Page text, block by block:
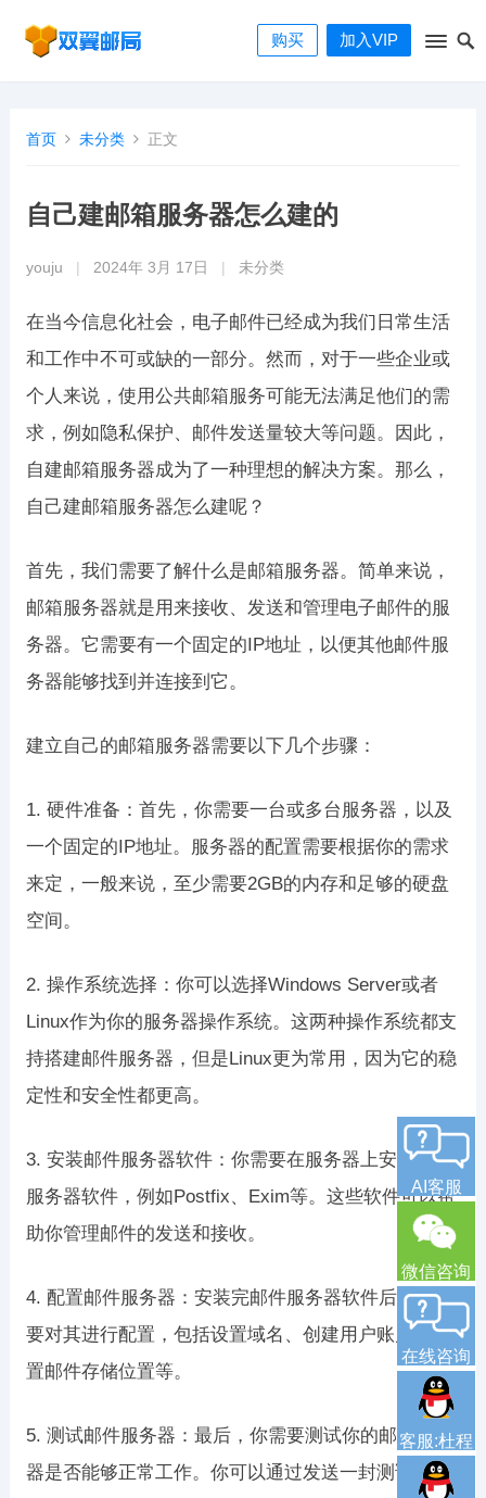
购买 加入VIP
首页 未分类 正文
自己建邮箱服务器怎么建的
youju 2024年 3月 17日 未分类
在当今信息化社会，电子邮件已经成为我们日常生活
和工作中不可或缺的一部分。然而，对于一些企业或
个人来说，使用公共邮箱服务可能无法满足他们的需
求，例如隐私保护、邮件发送量较大等问题。因此，
自建邮箱服务器成为了一种理想的解决方案。那么，
自己建邮箱服务器怎么建呢？
首先，我们需要了解什么是邮箱服务器。简单来说，
邮箱服务器就是用来接收、发送和管理电子邮件的服
务器。它需要有一个固定的IP地址，以便其他邮件服
务器能够找到并连接到它。
建立自己的邮箱服务器需要以下几个步骤：
1. 硬件准备：首先，你需要一台或多台服务器，以及
一个固定的IP地址。服务器的配置需要根据你的需求
来定，一般来说，至少需要2GB的内存和足够的硬盘
空间。
2. 操作系统选择：你可以选择Windows Server或者
Linux作为你的服务器操作系统。这两种操作系统都支
持搭建邮件服务器，但是Linux更为常用，因为它的稳
定性和安全性都更高。
3. 安装邮件服务器软件：你需要在服务器上安装邮件
服务器软件，例如Postfix、Exim等。这些软件可以帮
助你管理邮件的发送和接收。
4. 配置邮件服务器：安装完邮件服务器软件后，你需
要对其进行配置，包括设置域名、创建用户账户、设
置邮件存储位置等。
5. 测试邮件服务器：最后，你需要测试你的邮件服务
器是否能够正常工作。你可以通过发送一封测试邮件
AI客服
微信咨询
在线咨询
客服:杜程